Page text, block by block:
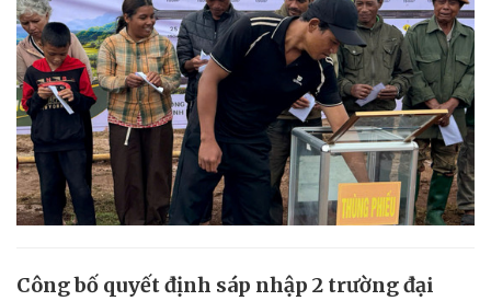
Công bố quyết định sáp nhập 2 trường đại